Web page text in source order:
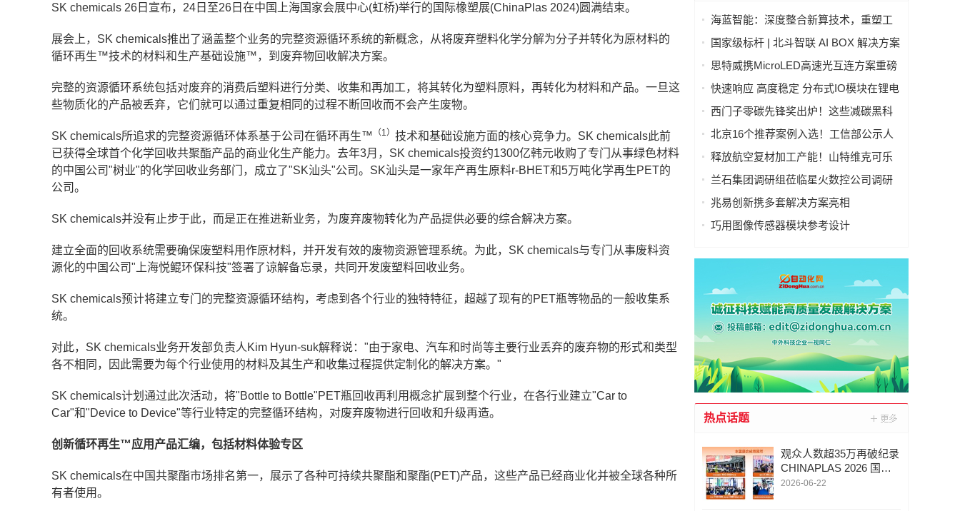
SK chemicals 26日宣布，24日至26日在中国上海国家会展中心(虹桥)举行的国际橡塑展(ChinaPlas 2024)圆满结束。
展会上，SK chemicals推出了涵盖整个业务的完整资源循环系统的新概念，从将废弃塑料化学分解为分子并转化为原材料的
循环再生™技术的材料和生产基础设施™，到废弃物回收解决方案。
完整的资源循环系统包括对废弃的消费后塑料进行分类、收集和再加工，将其转化为塑料原料，再转化为材料和产品。一旦这
些物质化的产品被丢弃，它们就可以通过重复相同的过程不断回收而不会产生废物。
SK chemicals所追求的完整资源循环体系基于公司在循环再生™ （1） 技术和基础设施方面的核心竞争力。SK chemicals此前
已获得全球首个化学回收共聚酯产品的商业化生产能力。去年3月，SK chemicals投资约1300亿韩元收购了专门从事绿色材料
的中国公司"树业"的化学回收业务部门，成立了"SK汕头"公司。SK汕头是一家年产再生原料r-BHET和5万吨化学再生PET的
公司。
SK chemicals并没有止步于此，而是正在推进新业务，为废弃废物转化为产品提供必要的综合解决方案。
建立全面的回收系统需要确保废塑料用作原材料，并开发有效的废物资源管理系统。为此，SK chemicals与专门从事废料资
源化的中国公司"上海悦鲲环保科技"签署了谅解备忘录，共同开发废塑料回收业务。
SK chemicals预计将建立专门的完整资源循环结构，考虑到各个行业的独特特征，超越了现有的PET瓶等物品的一般收集系
统。
对此，SK chemicals业务开发部负责人Kim Hyun-suk解释说："由于家电、汽车和时尚等主要行业丢弃的废弃物的形式和类型
各不相同，因此需要为每个行业使用的材料及其生产和收集过程提供定制化的解决方案。"
SK chemicals计划通过此次活动，将"Bottle to Bottle"PET瓶回收再利用概念扩展到整个行业，在各行业建立"Car to
Car"和"Device to Device"等行业特定的完整循环结构，对废弃废物进行回收和升级再造。
创新循环再生™应用产品汇编，包括材料体验专区
SK chemicals在中国共聚酯市场排名第一，展示了各种可持续共聚酯和聚酯(PET)产品，这些产品已经商业化并被全球各种所
有者使用。
海蓝智能：深度整合新算技术，重塑工
业读码器服务新标杆
国家级标杆 | 北斗智联 AI BOX 解决方案
入选工信部人工智能典型案例
思特威携MicroLED高速光互连方案重磅
亮相慕尼黑上海电子展
快速响应 高度稳定 分布式IO模块在锂电
池制造的优势揭秘 | 支持Modbus、
EtherCAT、Ethernet/IP、BACnet/IP等多
种协议
西门子零碳先锋奖出炉！这些减碳黑科
技太能打！
北京16个推荐案例入选！工信部公示人
工智能应用典型案例
释放航空复材加工产能！山特维克可乐
满锯齿刃铣刀从源头解决四大铣削工艺
兰石集团调研组莅临星火数控公司调研
指导数智化转型工作
兆易创新携多套解决方案亮相
CIIF2025，助力人形机器人落地
巧用图像传感器模块参考设计
造的全流程
热点话题
观众人数超35万再破纪录
CHINAPLAS 2026 国际
橡塑展圆满收官
2026-06-22